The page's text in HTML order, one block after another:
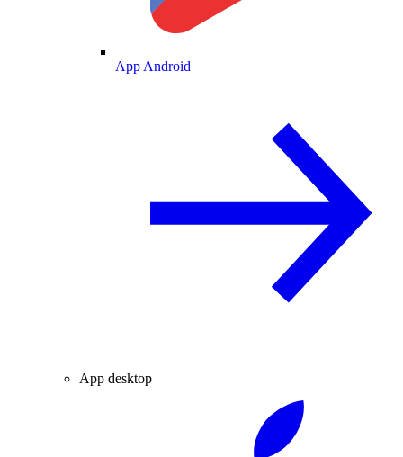
App Android
App desktop